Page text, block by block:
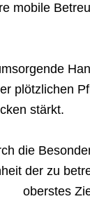
mobile
plötzlichen
stärkt.
die
der zu
oberstes